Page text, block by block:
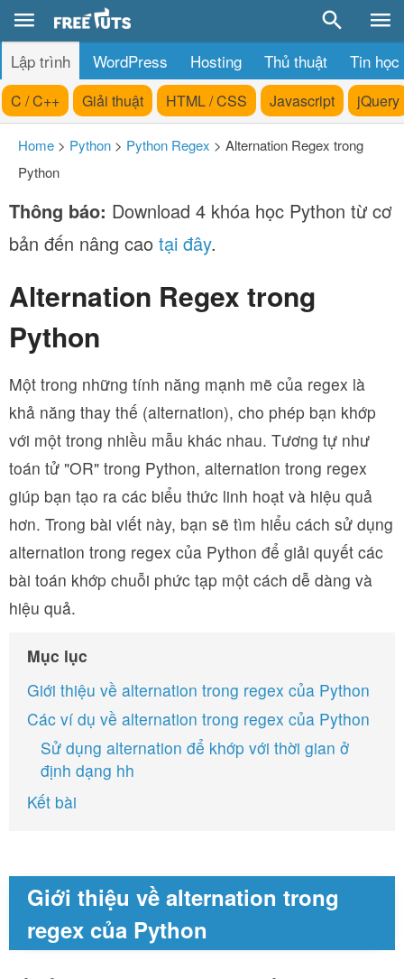
Lập trình WordPress Hosting Thủ thuật Tin học
C / C++ Giải thuật HTML / CSS Javascript jQuery
Home > Python > Python Regex > Alternation Regex trong
Python
Thông báo: Download 4 khóa học Python từ cơ
bản đến nâng cao tại đây.
Alternation Regex trong
Python
Một trong những tính năng mạnh mẽ của regex là
khả năng thay thế (alternation), cho phép bạn khớp
với một trong nhiều mẫu khác nhau. Tương tự như
toán tử "OR" trong Python, alternation trong regex
giúp bạn tạo ra các biểu thức linh hoạt và hiệu quả
hơn. Trong bài viết này, bạn sẽ tìm hiểu cách sử dụng
alternation trong regex của Python để giải quyết các
bài toán khớp chuỗi phức tạp một cách dễ dàng và
hiệu quả.
Mục lục
Giới thiệu về alternation trong regex của Python
Các ví dụ về alternation trong regex của Python
Sử dụng alternation để khớp với thời gian ở
định dạng hh
Kết bài
Giới thiệu về alternation trong
regex của Python